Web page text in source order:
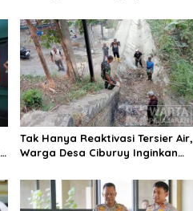
Tak Hanya Reaktivasi Tersier Air,
Warga Desa Ciburuy Inginkan